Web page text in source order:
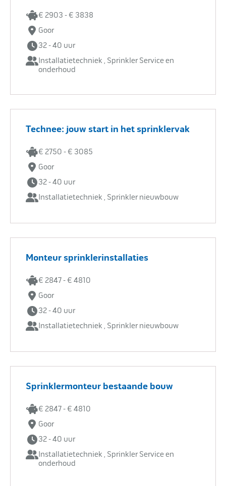
€ 2903 - € 3838
Goor
32 - 40 uur
Installatietechniek , Sprinkler Service en
onderhoud
Technee: jouw start in het sprinklervak
€ 2750 - € 3085
Goor
32 - 40 uur
Installatietechniek , Sprinkler nieuwbouw
Monteur sprinklerinstallaties
€ 2847 - € 4810
Goor
32 - 40 uur
Installatietechniek , Sprinkler nieuwbouw
Sprinklermonteur bestaande bouw
€ 2847 - € 4810
Goor
32 - 40 uur
Installatietechniek , Sprinkler Service en
onderhoud